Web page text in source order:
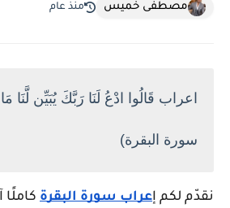
مصطفى خميس منذ عام
سورة البقرة)
نقدّم لكم إعراب سورة البقرة كاملًا